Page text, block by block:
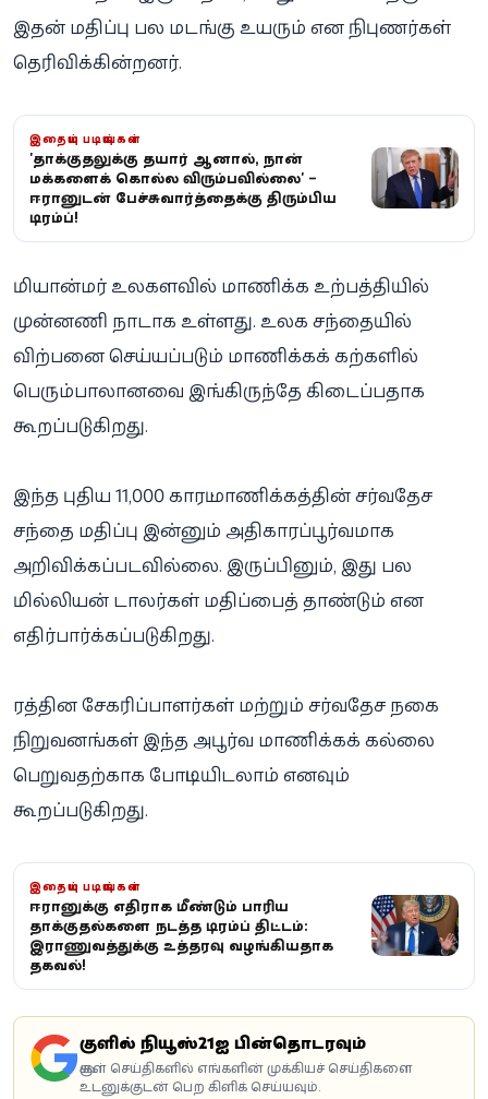
இதன் மதிப்பு பல மடங்கு உயரும் என நிபுணர்கள்
தெரிவிக்கின்றனர்.
இதையும் படியுங்கள்
'தாக்குதலுக்கு தயார் ஆனால், நான்
மக்களைக் கொல்ல விரும்பவில்லை' –
ஈரானுடன் பேச்சுவார்த்தைக்கு திரும்பிய
டிரம்ப்!
மியான்மர் உலகளவில் மாணிக்க உற்பத்தியில்
முன்னணி நாடாக உள்ளது. உலக சந்தையில்
விற்பனை செய்யப்படும் மாணிக்கக் கற்களில்
பெரும்பாலானவை இங்கிருந்தே கிடைப்பதாக
கூறப்படுகிறது.
இந்த புதிய 11,000 காரட் மாணிக்கத்தின் சர்வதேச
சந்தை மதிப்பு இன்னும் அதிகாரப்பூர்வமாக
அறிவிக்கப்படவில்லை. இருப்பினும், இது பல
மில்லியன் டாலர்கள் மதிப்பைத் தாண்டும் என
எதிர்பார்க்கப்படுகிறது.
ரத்தின சேகரிப்பாளர்கள் மற்றும் சர்வதேச நகை
நிறுவனங்கள் இந்த அபூர்வ மாணிக்கக் கல்லை
பெறுவதற்காக போட்டியிடலாம் எனவும்
கூறப்படுகிறது.
இதையும் படியுங்கள்
ஈரானுக்கு எதிராக மீண்டும் பாரிய
தாக்குதல்களை நடத்த டிரம்ப் திட்டம்:
இராணுவத்துக்கு உத்தரவு வழங்கியதாக
தகவல்!
கூகுளில் நியூஸ்21ஐ பின்தொடரவும்
கூகுள் செய்திகளில் எங்களின் முக்கியச் செய்திகளை
உடனுக்குடன் பெற கிளிக் செய்யவும்.